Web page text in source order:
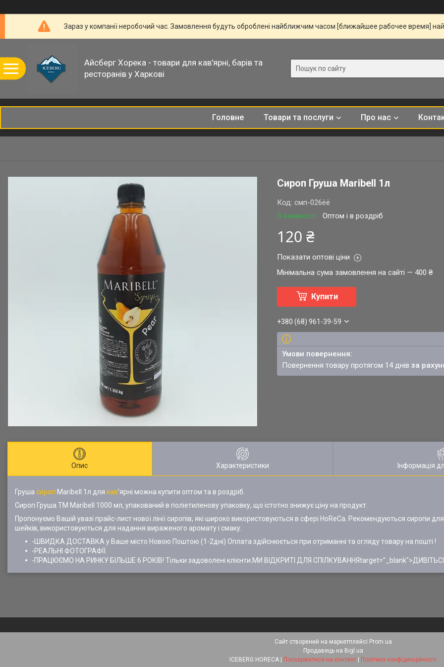
Зараз у компанії неробочий час. Замовлення будуть оброблені найближчим часом [ближайшее рабочее время]
Айсберг Хорека - товари для кав'ярні, барів та
ресторанів у Харкові
Головне Товари та послуги Про нас
Сироп Груша Maribell 1л
В наявності Оптом і в роздріб
Код:смп-026ёё
120 ₴
Показати оптові ціни
Мінімальна сума замовлення на сайті — 400 ₴
Купити
+380 (68) 961-39-59
повернення товару протягом 14 днівза
Опис Характеристики Інформація
Груша сироп Maribell 1л для кав'ярні можна купити оптом та в роздріб.
Сироп Груша TM Maribell 1000 мл, упакований в поліетиленову упаковку, що істотно знижує ціну на продукт.
Пропонуємо Вашій увазі прайс-лист нової лінії сиропів, які широко використовуються в сфері HoReCa. Рекомендуються сиропи
шейків, використовуються для надання вираженого аромату і смаку.
-ШВИДКА ДОСТАВКА у Ваше місто Новою Поштою (1-2дні) Оплата здійснюється при отриманні та огляду товару на пошті !
-РЕАЛЬНІ ФОТОГРАФІЇ.
-ПРАЦЮЄМО НА РИНКУ БІЛЬШЕ 6 РОКІВ! Тільки задоволені клієнти.МИ ВІДКРИТІ ДЛЯ СПІЛКУВАННЯtarget="_blank">ДИВІТЬСЯ
Сайт створений на маркетплейсі Prom.ua
Продавець на Bigl.ua
Поскаржитися на контент Політика конфіденційності